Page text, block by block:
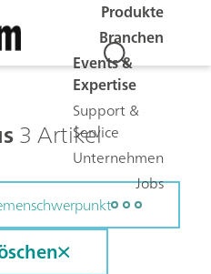
Produkte
Branchen
Events &
Expertise
Support &
Service
Unternehmen
Jobs
3 Artikel